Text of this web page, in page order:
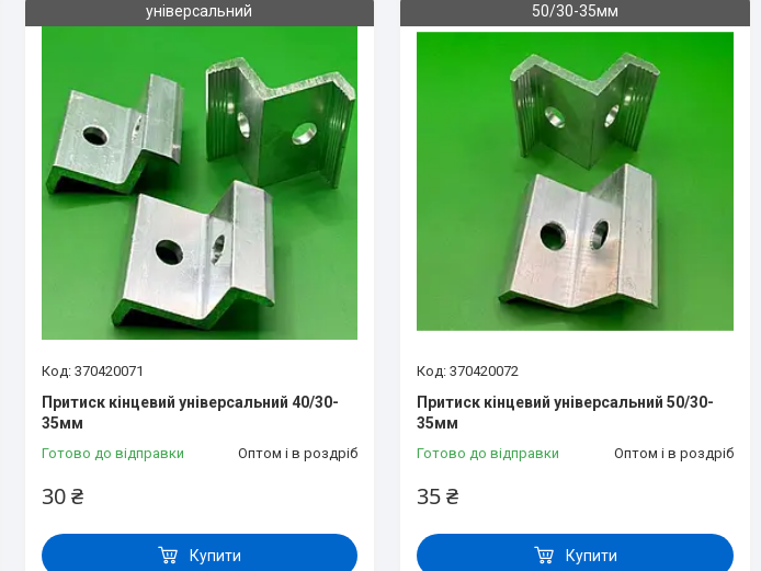
універсальний
370420071
Притиск кінцевий універсальний 40/30-
35мм
Готово до відправки Оптом і в роздріб
30 ₴
Купити
50/30-35мм
370420072
Притиск кінцевий універсальний 50/30-
35мм
Готово до відправки Оптом і в роздріб
35 ₴
Купити